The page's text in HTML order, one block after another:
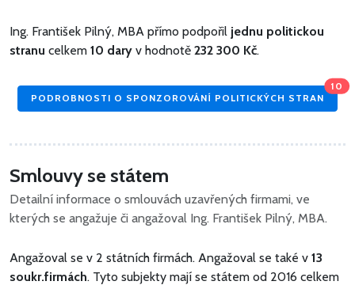
Ing. František Pilný, MBA přímo podpořil jednu politickou
stranu celkem 10 dary v hodnotě 232 300 Kč.
PODROBNOSTI O SPONZOROVÁNÍ POLITICKÝCH STRAN
10
Smlouvy se státem
Detailní informace o smlouvách uzavřených firmami, ve
kterých se angažuje či angažoval Ing. František Pilný, MBA.
Angažoval se v 2 státních firmách. Angažoval se také v 13
soukr.firmách. Tyto subjekty mají se státem od 2016 celkem